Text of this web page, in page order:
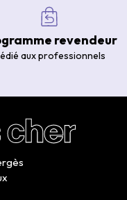
revendeur
aux professionnels